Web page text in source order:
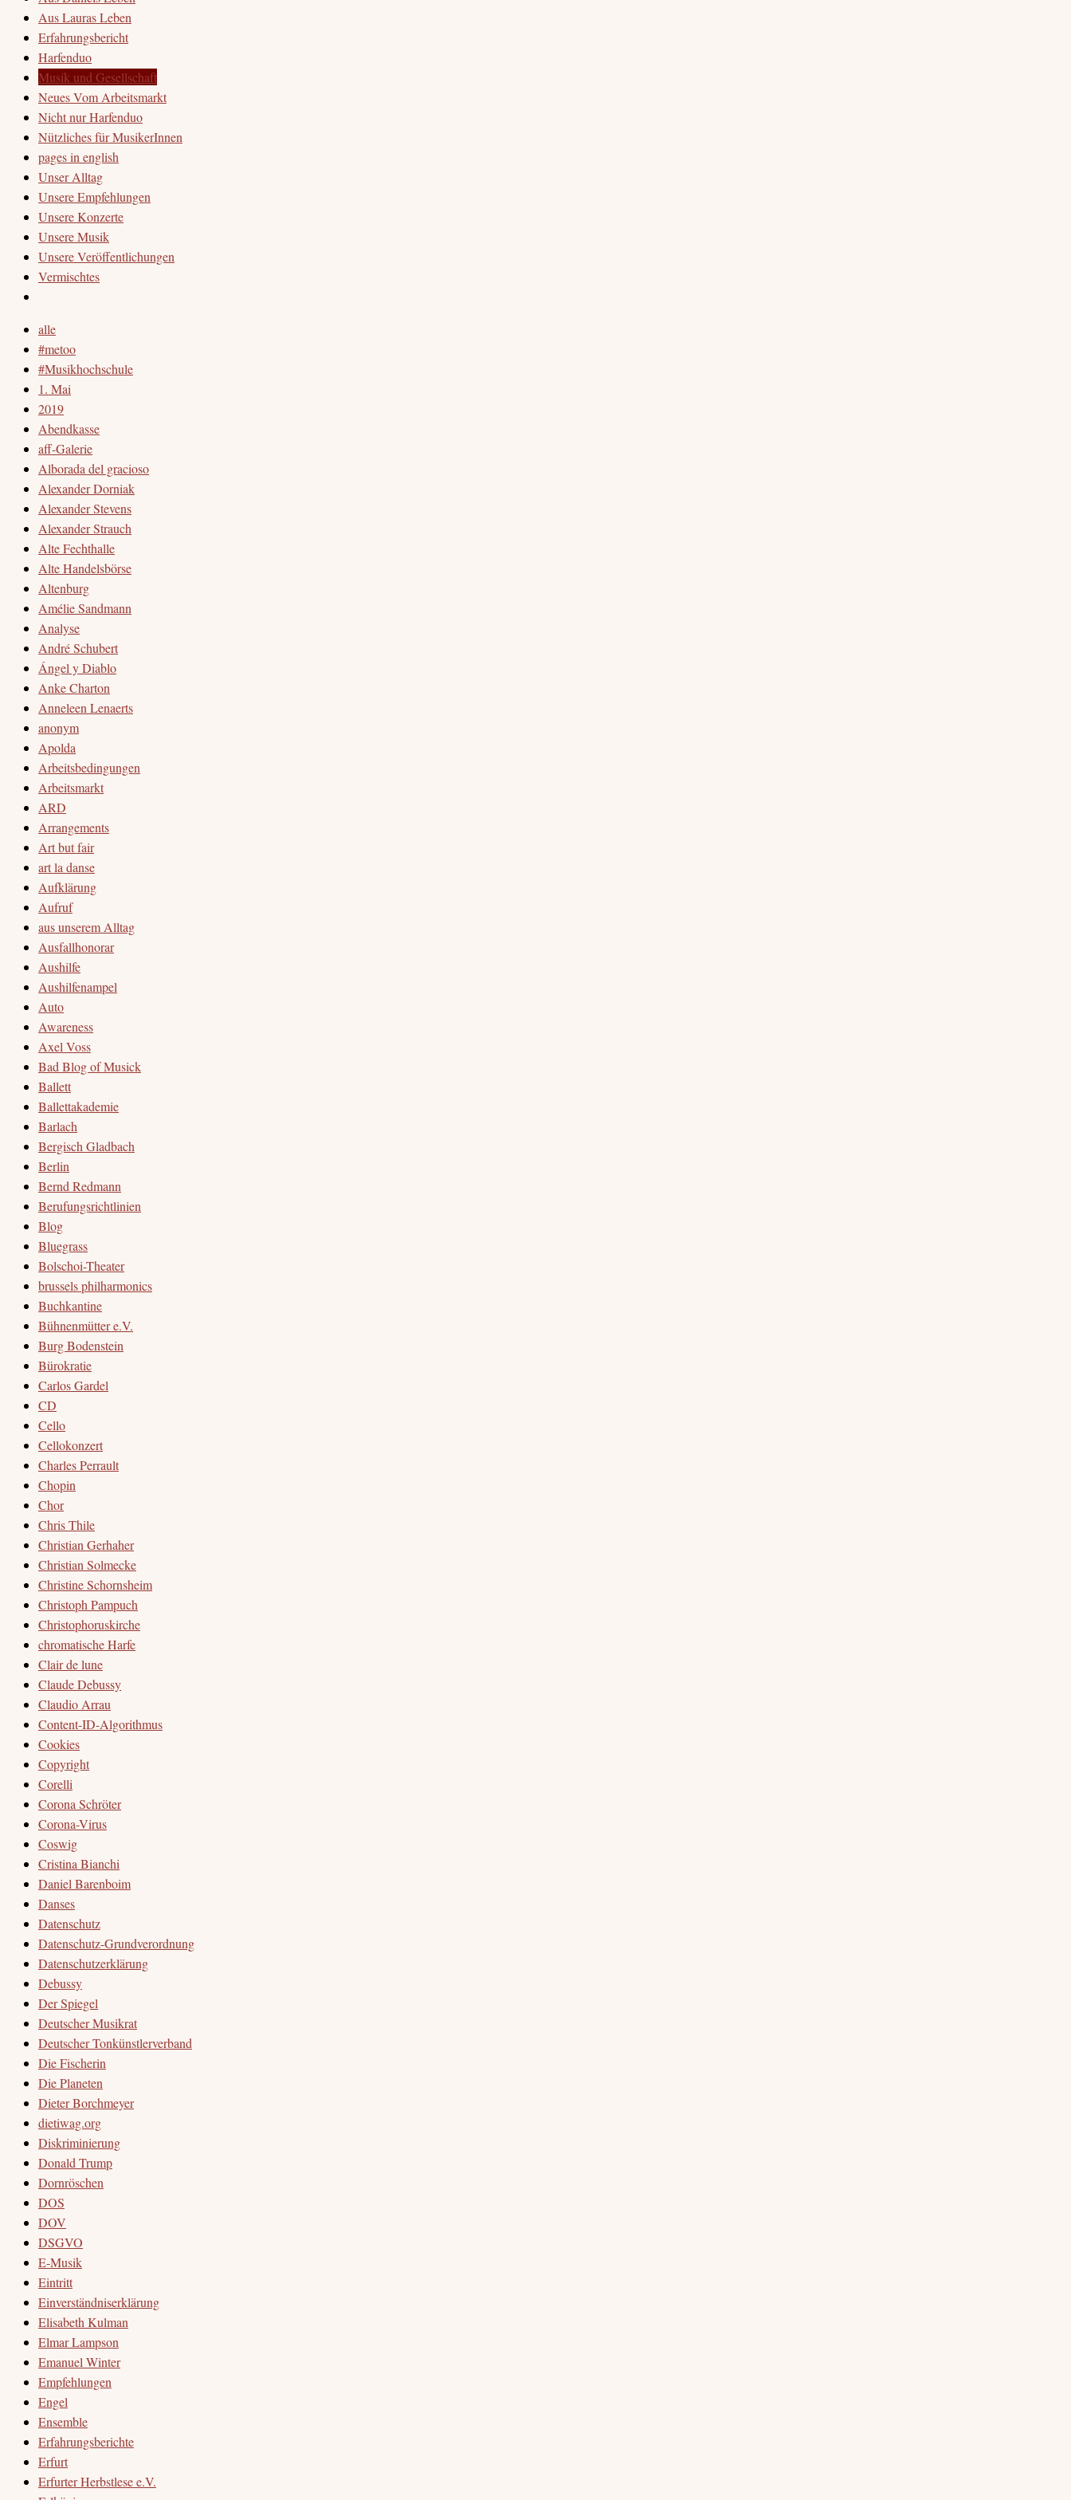
Aus Lauras Leben
Erfahrungsbericht
Harfenduo
Musik und Gesellschaft
Neues Vom Arbeitsmarkt
Nicht nur Harfenduo
Nützliches für MusikerInnen
pages in english
Unser Alltag
Unsere Empfehlungen
Unsere Konzerte
Unsere Musik
Unsere Veröffentlichungen
Vermischtes
alle
#metoo
#Musikhochschule
1. Mai
2019
Abendkasse
aff-Galerie
Alborada del gracioso
Alexander Dorniak
Alexander Stevens
Alexander Strauch
Alte Fechthalle
Alte Handelsbörse
Altenburg
Amélie Sandmann
Analyse
André Schubert
Ángel y Diablo
Anke Charton
Anneleen Lenaerts
anonym
Apolda
Arbeitsbedingungen
Arbeitsmarkt
ARD
Arrangements
Art but fair
art la danse
Aufklärung
Aufruf
aus unserem Alltag
Ausfallhonorar
Aushilfe
Aushilfenampel
Auto
Awareness
Axel Voss
Bad Blog of Musick
Ballett
Ballettakademie
Barlach
Bergisch Gladbach
Berlin
Bernd Redmann
Berufungsrichtlinien
Blog
Bluegrass
Bolschoi-Theater
brussels philharmonics
Buchkantine
Bühnenmütter e.V.
Burg Bodenstein
Bürokratie
Carlos Gardel
CD
Cello
Cellokonzert
Charles Perrault
Chopin
Chor
Chris Thile
Christian Gerhaher
Christian Solmecke
Christine Schornsheim
Christoph Pampuch
Christophoruskirche
chromatische Harfe
Clair de lune
Claude Debussy
Claudio Arrau
Content-ID-Algorithmus
Cookies
Copyright
Corelli
Corona Schröter
Corona-Virus
Coswig
Cristina Bianchi
Daniel Barenboim
Danses
Datenschutz
Datenschutz-Grundverordnung
Datenschutzerklärung
Debussy
Der Spiegel
Deutscher Musikrat
Deutscher Tonkünstlerverband
Die Fischerin
Die Planeten
Dieter Borchmeyer
dietiwag.org
Diskriminierung
Donald Trump
Dornröschen
DOS
DOV
DSGVO
E-Musik
Eintritt
Einverständniserklärung
Elisabeth Kulman
Elmar Lampson
Emanuel Winter
Empfehlungen
Engel
Ensemble
Erfahrungsberichte
Erfurt
Erfurter Herbstlese e.V.